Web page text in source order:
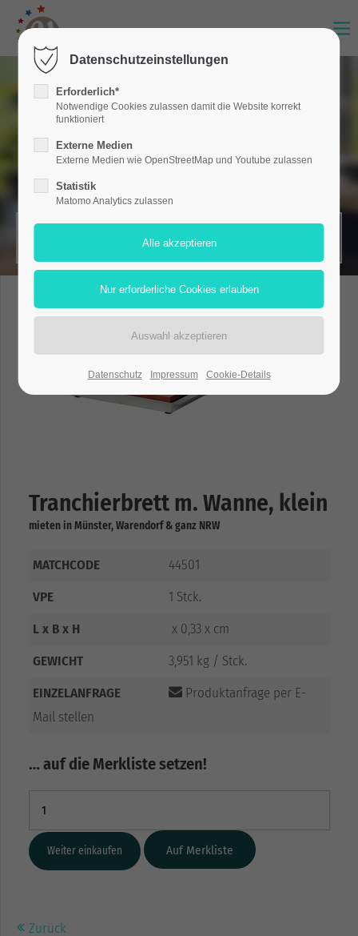
MERKZETTEL (0)
Tranchierbrett m. Wanne, klein
mieten in Münster, Warendorf & ganz NRW
MATCHCODE
44501
VPE
1 Stck.
L x B x H
x 0,33 x cm
GEWICHT
3,951 kg / Stck.
EINZELANFRAGE
Produktanfrage per E-
Mail stellen
… auf die Merkliste setzen!
Weiter einkaufen
Zurück
Datenschutzeinstellungen
Erforderlich*
Notwendige Cookies zulassen damit die Website korrekt
funktioniert
Externe Medien
Externe Medien wie OpenStreetMap und Youtube zulassen
Statistik
Matomo Analytics zulassen
Datenschutz Impressum Cookie-Details